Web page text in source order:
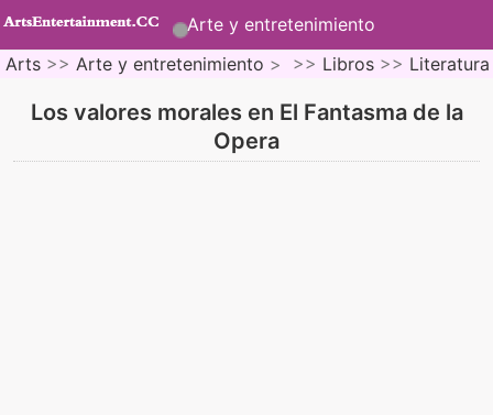
Arte y entretenimiento
Arts >> Arte y entretenimiento > >> Libros >> Literatura
Los valores morales en El Fantasma de la
Opera